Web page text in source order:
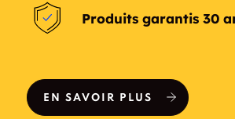
Produits garantis 30
EN SAVOIR PLUS